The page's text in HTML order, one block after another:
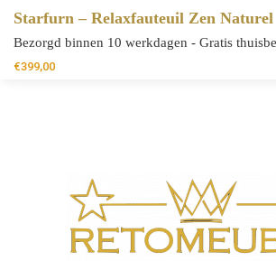
Starfurn – Relaxfauteuil Zen Naturel
Bezorgd binnen 10 werkdagen - Gratis
€399,00